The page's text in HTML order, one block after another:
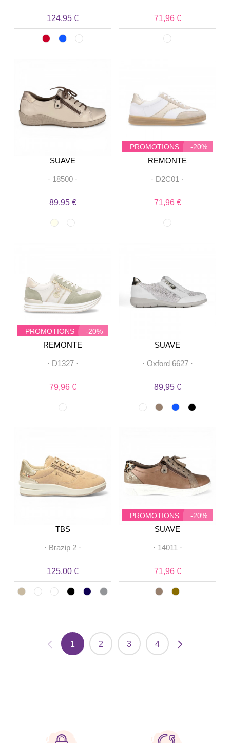
124,95 € 71,96 €
SUAVE
· 18500 ·
89,95 €
PROMOTIONS -20%
REMONTE
· D2C01 ·
71,96 €
PROMOTIONS -20%
REMONTE
· D1327·
79,96 €
SUAVE
· Oxford 6627·
89,95 €
TBS
· Brazip 2 ·
125,00 €
PROMOTIONS -20%
SUAVE
· 14011 ·
71,96 €
1 2 3 4